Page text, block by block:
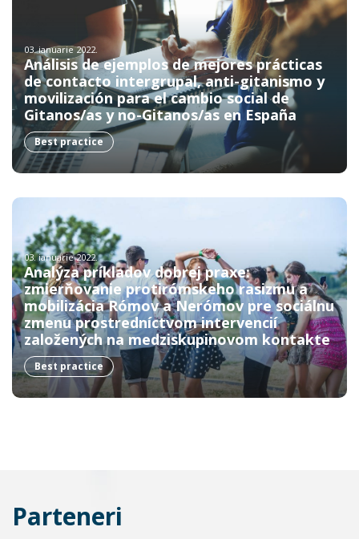
03. ianuarie 2022.
Análisis de ejemplos de mejores prácticas
de contacto intergrupal, anti-gitanismo y
movilización para el cambio social de
Gitanos/as y no-Gitanos/as en España
Best practice
03. ianuarie 2022.
Analýza príkladov dobrej praxe:
zmierňovanie protirómskeho rasizmu a
mobilizácia Rómov a Nerómov pre sociálnu
zmenu prostredníctvom intervencií
založených na medziskupinovom kontakte
Best practice
Parteneri